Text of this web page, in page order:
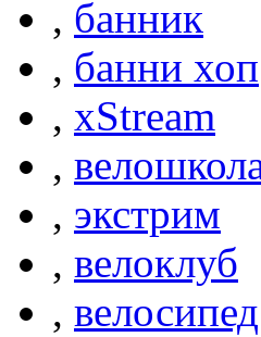
, банник
, банни хоп
, xStream
,
, экстрим
, велоклуб
, велосипед